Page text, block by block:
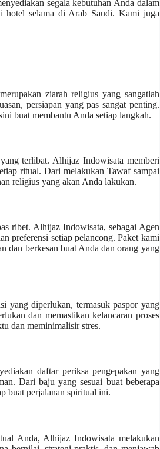
segala kebutuhan Anda dalam
hotel selama di Arab Saudi. Kami juga
ziarah religius yang sangatlah
persiapan yang pas sangat penting.
buat membantu Anda setiap langkah.
terlibat. Alhijaz Indowisata memberi
ritual. Dari melakukan Tawaf sampai
religius yang akan Anda lakukan.
ribet. Alhijaz Indowisata, sebagai Agen
preferensi setiap pelancong. Paket kami
dan berkesan buat Anda dan orang yang
yang diperlukan, termasuk paspor yang
dan memastikan kelancaran proses
dan meminimalisir stres.
daftar periksa pengepakan yang
Dari baju yang sesuai buat beberapa
buat perjalanan spiritual ini.
Anda, Alhijaz Indowisata melakukan